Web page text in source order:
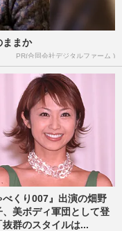
ままか
PR(合同会社デジタルファーム )
べくり007』出演の畑野
、美ボディ軍団として登
抜群のスタイルは...